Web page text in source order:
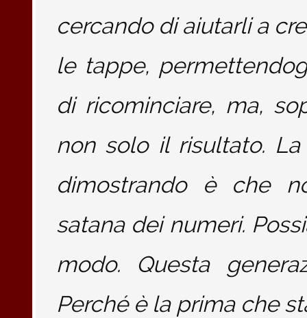
cercando di aiutarli a
le tappe,
di ricominciare, ma,
non solo il risultato.
dimostrando è che
satana dei numeri.
modo. Questa
Perché è la prima che